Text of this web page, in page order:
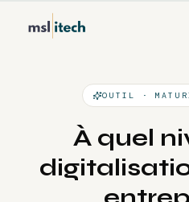
OUTIL ·
À quel